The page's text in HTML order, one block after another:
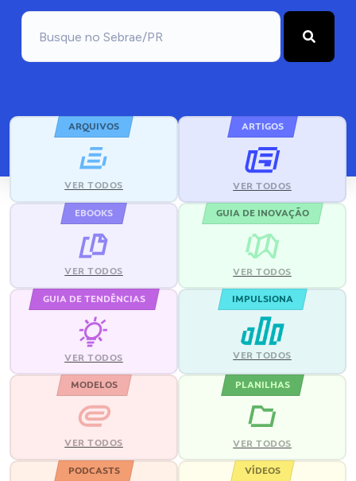
ARQUIVOS
VER TODOS
ARTIGOS
VER TODOS
EBOOKS
VER TODOS
GUIA DE INOVAÇÃO
VER TODOS
GUIA DE TENDÊNCIAS
VER TODOS
IMPULSIONA
VER TODOS
MODELOS
VER TODOS
PLANILHAS
VER TODOS
PODCASTS VÍDEOS